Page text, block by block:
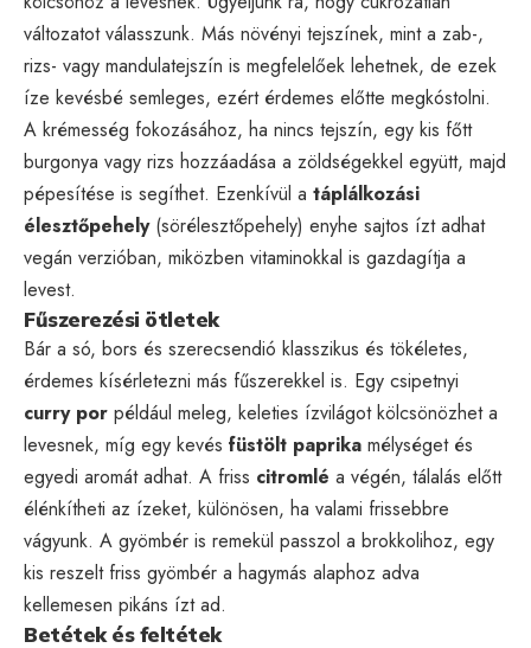
változatot válasszunk. Más növényi tejszínek, mint a zab-,
rizs- vagy mandulatejszín is megfelelőek lehetnek, de ezek
íze kevésbé semleges, ezért érdemes előtte megkóstolni.
A krémesség fokozásához, ha nincs tejszín, egy kis főtt
burgonya vagy rizs hozzáadása a zöldségekkel együtt, majd
pépesítése is segíthet. Ezenkívül a táplálkozási
élesztőpehely(sörélesztőpehely) enyhe sajtos ízt adhat
vegán verzióban, miközben vitaminokkal is gazdagítja a
levest.
Fűszerezési ötletek
Bár a só, bors és szerecsendió klasszikus és tökéletes,
érdemes kísérletezni más fűszerekkel is. Egy csipetnyi
curry por például meleg, keleties ízvilágot kölcsönözhet a
levesnek, míg egy kevés füstölt paprika mélységet és
egyedi aromát adhat. A friss citromlé a végén, tálalás előtt
élénkítheti az ízeket, különösen, ha valami frissebbre
vágyunk. A gyömbér is remekül passzol a brokkolihoz, egy
kis reszelt friss gyömbér a hagymás alaphoz adva
kellemesen pikáns ízt ad.
Betétek és feltétek